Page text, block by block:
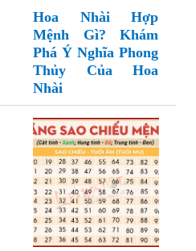
Hoa Nhài Hợp
Mệnh Gì? Khám
Phá Ý Nghĩa Phong
Thủy Của Hoa
Nhài